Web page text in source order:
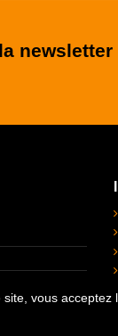
newsletter
vous